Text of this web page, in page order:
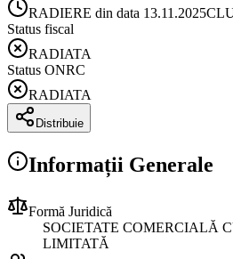
RADIERE din data 13.11.2025
Status fiscal
RADIATA
Status ONRC
RADIATA
Distribuie
Informații Generale
Formă Juridică
SOCIETATE COMERCIALĂ
LIMITATĂ